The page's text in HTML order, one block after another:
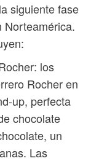
siguiente fase
Norteamérica.
los
Rocher en
up, perfecta
chocolate
un
Las